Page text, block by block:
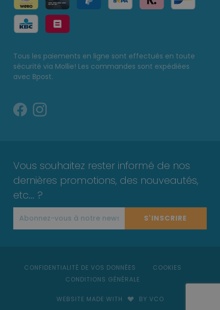
Tous les paiements en ligne sont effectués en toute
sécurité via Mollie! Les commandes sont expédiées
avec Bpost.
Vous souhaitez rester informé de nos
dernières promotions, des nouveautés,
etc... ?
S'INSCRIRE
CONFIDENTIALITÉ DE VOS DONNÉES
COOKIES
CONDITIONS GÉNÉRALE
WEBSITE MADE WITH BY VCO